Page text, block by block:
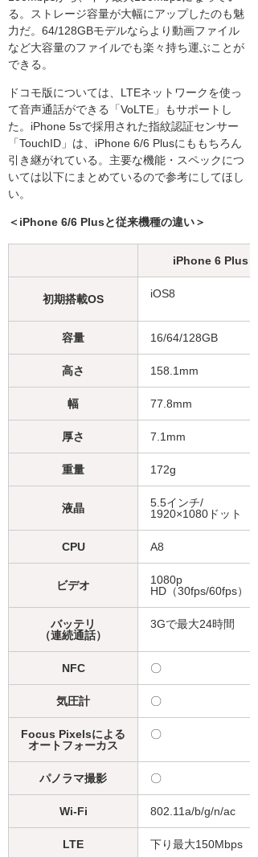
る。ストレージ容量が大幅にアップしたのも魅
力だ。64/128GBモデルならより動画ファイル
など大容量のファイルでも楽々持ち運ぶことが
できる。
ドコモ版については、LTEネットワークを使っ
て音声通話ができる「VoLTE」もサポートし
た。iPhone 5sで採用された指紋認証センサー
「TouchID」は、iPhone 6/6 Plusにももちろん
引き継がれている。主要な機能・スペックにつ
いては以下にまとめているので参考にしてほし
い。
＜iPhone 6/6 Plusと従来機種の違い＞
iPhone 6 Plus
初期搭載OS iOS8
容量 16/64/128GB
高さ 158.1mm
幅 77.8mm
厚さ 7.1mm
重量 172g
液晶
5.5インチ/
1920×1080ドット
CPU A8
ビデオ
1080p
HD（30fps/60fps）
バッテリ
（連続通話）
3Gで最大24時間
NFC 〇
気圧計 〇
Focus Pixelsによる
オートフォーカス
〇
パノラマ撮影 〇
Wi-Fi 802.11a/b/g/n/ac
LTE 下り最大150Mbps